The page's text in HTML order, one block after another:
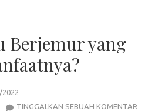
Berjemur yang
2022
TINGGALKAN SEBUAH KOMENTAR